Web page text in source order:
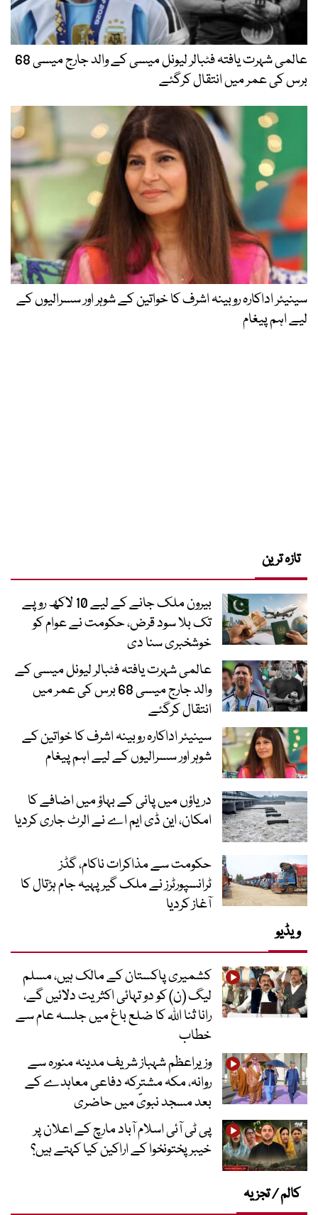
عالمی شہرت یافتہ فٹبالر لیونل میسی کے والد جارج میسی 68
برس کی عمر میں انتقال کرگئے
سینیئر اداکارہ روبینہ اشرف کا خواتین کے شوہر اور سسرالیوں کے
لیے اہم پیغام
تازہ ترین
بیرون ملک جانے کے لیے 10 لاکھ روپے
تک بلا سود قرض، حکومت نے عوام کو
خوشخبری سنا دی
عالمی شہرت یافتہ فٹبالر لیونل میسی کے
والد جارج میسی 68 برس کی عمر میں
انتقال کرگئے
سینیئر اداکارہ روبینہ اشرف کا خواتین کے
شوہر اور سسرالیوں کے لیے اہم پیغام
دریاؤں میں پانی کے بہاؤ میں اضافے کا
امکان، این ڈی ایم اے نے الرٹ جاری کردیا
حکومت سے مذاکرات ناکام، گڈز
ٹرانسپورٹرز نے ملک گیر پہیہ جام ہڑتال کا
آغاز کردیا
ویڈیو
کشمیری پاکستان کے مالک ہیں، مسلم
لیگ (ن) کو دو تہائی اکثریت دلائیں گے،
رانا ثنا اللہ کا ضلع باغ میں جلسہ عام سے
خطاب
وزیراعظم شہباز شریف مدینہ منورہ سے
روانہ، مکہ مشترکہ دفاعی معاہدے کے
بعد مسجد نبویؐ میں حاضری
پی ٹی آئی اسلام آباد مارچ کے اعلان پر
خیبر پختونخوا کے اراکین کیا کہتے ہیں؟
کالم / تجزیہ